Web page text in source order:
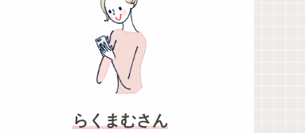
らくまむさん